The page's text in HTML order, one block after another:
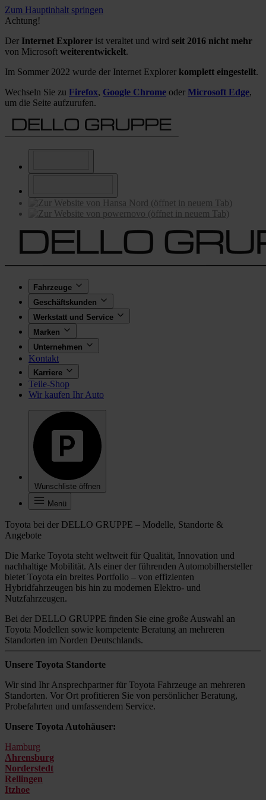
Zum Hauptinhalt springen
Achtung!
Der Internet Explorer ist veraltet und wird seit 2016 nicht mehr
von Microsoft weiterentwickelt.
Im Sommer 2022 wurde der Internet Explorer komplett eingestellt.
Wechseln Sie zu Firefox, Google Chrome oder Microsoft Edge,
um die Seite aufzurufen.
Fahrzeuge
Geschäftskunden
Werkstatt und Service
Marken
Unternehmen
Kontakt
Karriere
Teile-Shop
Wir kaufen Ihr Auto
Wunschliste öffnen
Menü
Toyota bei der DELLO GRUPPE – Modelle, Standorte &
Angebote
Die Marke Toyota steht weltweit für Qualität, Innovation und
nachhaltige Mobilität. Als einer der führenden Automobilhersteller
bietet Toyota ein breites Portfolio – von effizienten
Hybridfahrzeugen bis hin zu modernen Elektro- und
Nutzfahrzeugen.
Bei der DELLO GRUPPE finden Sie eine große Auswahl an
Toyota Modellen sowie kompetente Beratung an mehreren
Standorten im Norden Deutschlands.
Unsere Toyota Standorte
Wir sind Ihr Ansprechpartner für Toyota Fahrzeuge an mehreren
Standorten. Vor Ort profitieren Sie von persönlicher Beratung,
Probefahrten und umfassendem Service.
Unsere Toyota Autohäuser:
Hamburg
Ahrensburg
Norderstedt
Rellingen
Itzhoe